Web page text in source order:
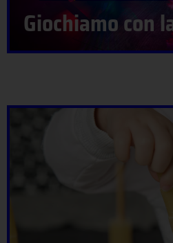
Giochiamo con